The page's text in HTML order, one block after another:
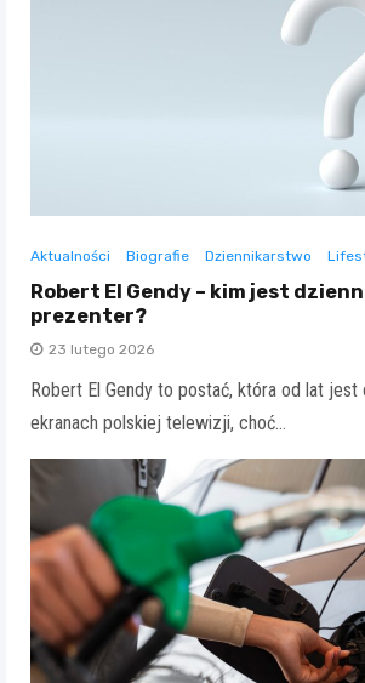
Aktualności Biografie Dziennikarstwo
Robert El Gendy – kim jest
prezenter?
23 lutego 2026
Robert El Gendy to postać, która od lat jest
ekranach polskiej telewizji, choć…